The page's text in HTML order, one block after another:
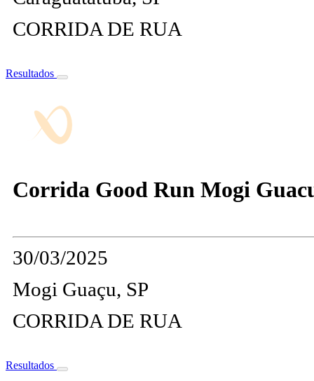
CORRIDA DE RUA
Resultados
Corrida Good Run Mogi
30/03/2025
Mogi Guaçu, SP
CORRIDA DE RUA
Resultados